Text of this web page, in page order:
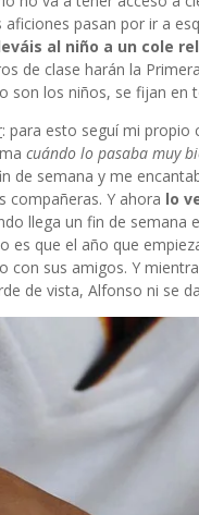
pasan por ir a
al niño a un cole
de clase harán la
son los niños, se fijan en
: para esto seguí mi propio
cuándo lo pasaba muy
de semana y me
compañeras. Y ahora lo
llega un fin de semana
es que el año que
con sus amigos. Y
de vista, Alfonso ni se